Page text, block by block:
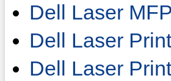
Dell Laser
Dell Laser
Dell Laser